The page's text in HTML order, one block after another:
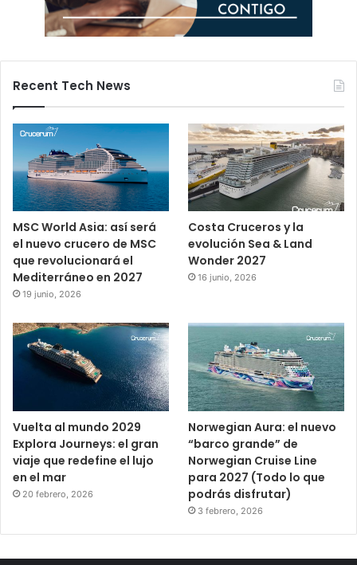
Recent Tech News
MSC World Asia: así será
el nuevo crucero de MSC
que revolucionará el
Mediterráneo en 2027
19 junio, 2026
Costa Cruceros y la
evolución Sea & Land
Wonder 2027
16 junio, 2026
Vuelta al mundo 2029
Explora Journeys: el gran
viaje que redefine el lujo
en el mar
20 febrero, 2026
Norwegian Aura: el nuevo
“barco grande” de
Norwegian Cruise Line
para 2027 (Todo lo que
podrás disfrutar)
3 febrero, 2026